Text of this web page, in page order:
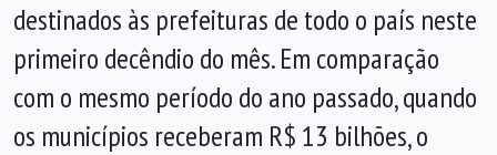
destinados às prefeituras de todo o país neste
primeiro decêndio do mês. Em comparação
com o mesmo período do ano passado, quando
os municípios receberam R$ 13 bilhões, o